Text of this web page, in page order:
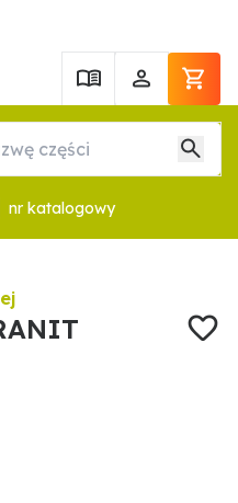
nr katalogowy